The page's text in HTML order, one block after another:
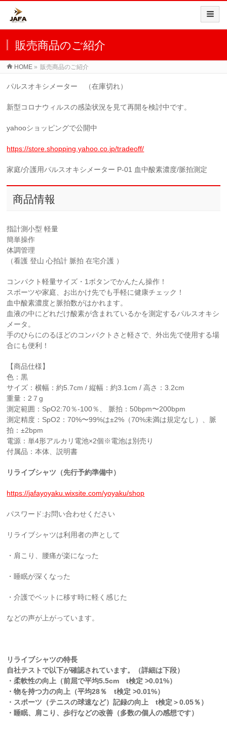
販売商品のご紹介
HOME » 販売商品のご紹介
パルスオキシメーター （在庫切れ）
新型コロナウィルスの感染状況を見て再開を検討中です。
yahooショッピングで公開中
https://store.shopping.yahoo.co.jp/tradeoff/
家庭/介護用パルスオキシメーター P-01 血中酸素濃度/脈拍測定
商品情報
指計測小型 軽量
簡単操作
体調管理
（看護 登山 心拍計 脈拍 在宅介護 ）
コンパクト軽量サイズ・1ボタンでかんたん操作！
スポーツや家庭、お出かけ先でも手軽に健康チェック！
血中酸素濃度と脈拍数がはかれます。
血液の中にどれだけ酸素が含まれているかを測定するパルスオキシ
メータ。
手のひらにのるほどのコンパクトさと軽さで、外出先で使用する場
合にも便利！
【商品仕様】
色：黒
サイズ：横幅：約5.7cm / 縦幅：約3.1cm / 高さ：3.2cm
重量：2７g
測定範囲：SpO2:70％-100％、 脈拍：50bpm〜200bpm
測定精度：SpO2：70%〜99%は±2%（70%未満は規定なし）、脈
拍：±2bpm
電源：単4形アルカリ電池×2個※電池は別売り
付属品：本体、説明書
リライブシャツ（先行予約準備中）
https://jafayoyaku.wixsite.com/yoyaku/shop
パスワード:お問い合わせください
リライブシャツは利用者の声として
・肩こり、腰痛が楽になった
・睡眠が深くなった
・介護でベットに移す時に軽く感じた
などの声が上がっています。
リライブシャツの特長
自社テストで以下が確認されています。（詳細は下段）
・柔軟性の向上（前屈で平均5.5cm t検定 >0.01%）
・物を持つ力の向上 （平均28％ t検定 >0.01%）
・スポーツ（テニスの球速など）記録の向上 t検定＞0.05％）
・睡眠、肩こり、歩行などの改善（多数の個人の感想です）